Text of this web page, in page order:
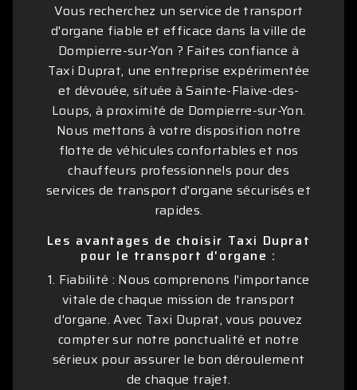
Vous recherchez un service de transport
d'organe fiable et efficace dans la ville de
Dompierre-sur-Yon ? Faites confiance à
Taxi Duprat, une entreprise expérimentée
et dévouée, située à Sainte-Flaive-des-
Loups, à proximité de Dompierre-sur-Yon.
Nous mettons à votre disposition notre
flotte de véhicules confortables et nos
chauffeurs professionnels pour des
services de transport d'organe sécurisés et
rapides.
Les avantages de choisir Taxi Duprat
pour le transport d'organe :
1. Fiabilité : Nous comprenons l'importance
vitale de chaque mission de transport
d'organe. Avec Taxi Duprat, vous pouvez
compter sur notre ponctualité et notre
sérieux pour assurer le bon déroulement
de chaque trajet.